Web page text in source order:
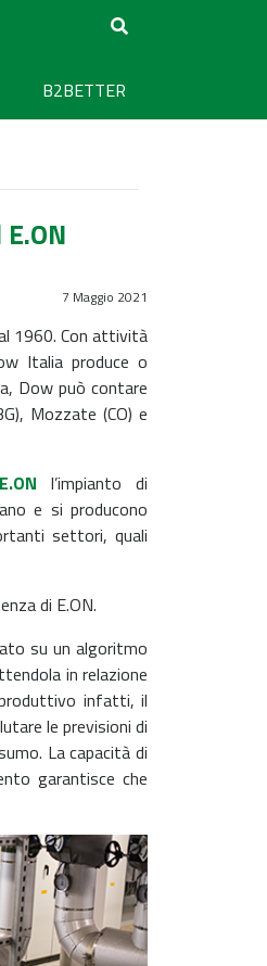
B2BETTER
7 Maggio 2021
1960. Con attività
Italia produce o
Dow può contare
Mozzate (CO) e
E.ON l’impianto di
e si producono
settori, quali
di E.ON.
su un algoritmo
in relazione
infatti, il
le previsioni di
La capacità di
garantisce che